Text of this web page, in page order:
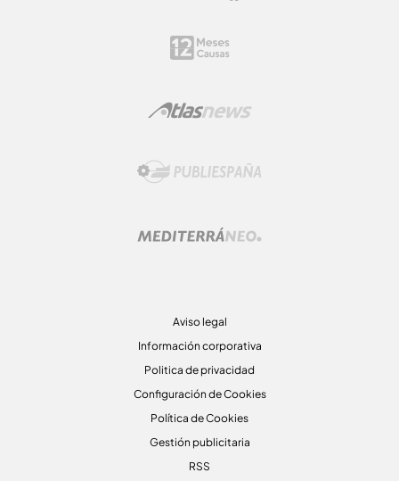
Aviso legal
Información corporativa
Politica de privacidad
Configuración de Cookies
Política de Cookies
Gestión publicitaria
RSS